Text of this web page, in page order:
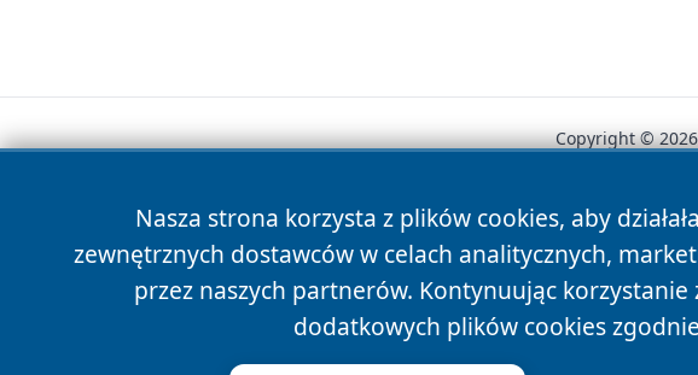
Nasza strona korzysta z plików cookies, aby
zewnętrznych dostawców w celach analitycznych,
przez naszych partnerów. Kontynuując
dodatkowych plików cookies
Copyright ©
News Autorzy